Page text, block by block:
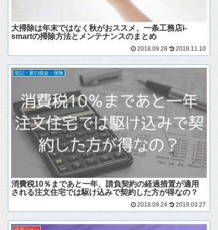
大掃除は年末ではなく秋がおススメ、一条工務店i-
smartの掃除方法とメンテナンスのまとめ
2018.09.28 2018.11.10
登記・家の税金・保険
消費税10％まであと一年、請負契約の経過措置が適用
される注文住宅では駆け込みで契約した方が得なの？
2018.09.24 2019.03.27